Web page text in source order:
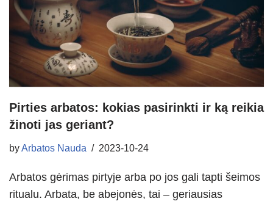
Pirties arbatos: kokias pasirinkti ir ką reikia
žinoti jas geriant?
byArbatos Nauda 2023-10-24
Arbatos gėrimas pirtyje arba po jos gali tapti šeimos
ritualu. Arbata, be abejonės, tai – geriausias